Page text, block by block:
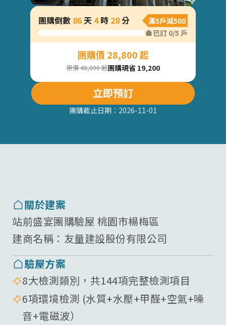
站前盛宴團購驗屋
團購倒數 86天 4時 28分
滿5戶減500
已訂 0/5 戶
團購價 28,800 起
原價 48,000 起團購現省 19,200
立即預訂
團購截止日期： 2026-11-01
關於建案
站前盛宴團購驗屋 桃園市楊梅區
建商名稱： 友量建設股份有限公司
驗屋方案
8大檢測類別，共144項完整檢測項目
6項環境檢測 (水質+水壓+甲醛+空氣+噪
音+電磁波）